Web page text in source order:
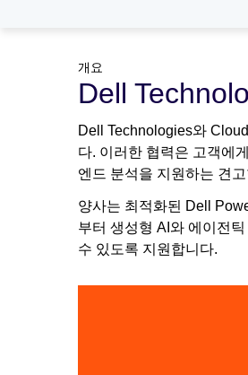
개요
Dell
Dell Technologies와
다. 이러한 협력은 고객에
엔드 분석을 지원하는 견
양사는 최적화된 Dell
부터 생성형 AI와 에이전
수 있도록 지원합니다.